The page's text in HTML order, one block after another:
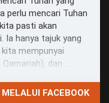
perlu mencari Tuhan
pasti akan
Ia hanya tajuk yang
mempunyai
dan ...
FACEBOOK